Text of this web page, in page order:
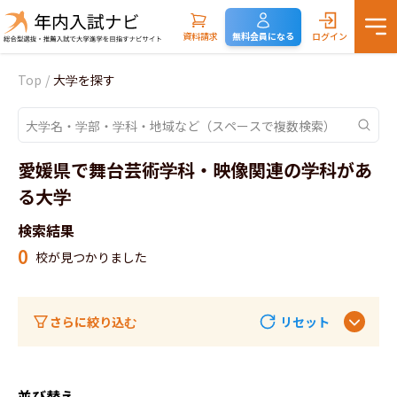
資料請求 無料会員になる ログイン
Top / 大学を探す
愛媛県で舞台芸術学科・映像関連の学科があ
る大学
検索結果
0 校が見つかりました
さらに絞り込む リセット